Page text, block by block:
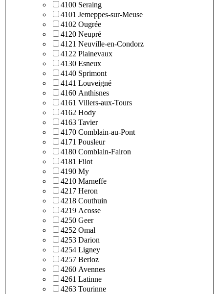
4100 Seraing
4101 Jemeppes-sur-Meuse
4102 Ougrée
4120 Neupré
4121 Neuville-en-Condorz
4122 Plainevaux
4130 Esneux
4140 Sprimont
4141 Louveigné
4160 Anthisnes
4161 Villers-aux-Tours
4162 Hody
4163 Tavier
4170 Comblain-au-Pont
4171 Pousleur
4180 Comblain-Fairon
4181 Filot
4190 My
4210 Marneffe
4217 Heron
4218 Couthuin
4219 Acosse
4250 Geer
4252 Omal
4253 Darion
4254 Ligney
4257 Berloz
4260 Avennes
4261 Latinne
4263 Tourinne